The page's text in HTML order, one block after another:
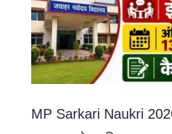
MP Sarkari Naukri